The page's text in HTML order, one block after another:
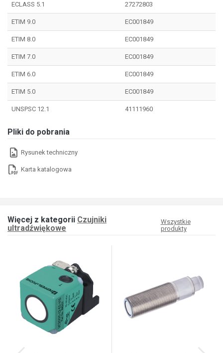
ECLASS 5.1 27272803
ETIM 9.0 EC001849
ETIM 8.0 EC001849
ETIM 7.0 EC001849
ETIM 6.0 EC001849
ETIM 5.0 EC001849
UNSPSC 12.1 41111960
Pliki do pobrania
Rysunek techniczny
Karta katalogowa
Więcej z kategorii Czujniki
ultradźwiękowe
Wszystkie
produkty